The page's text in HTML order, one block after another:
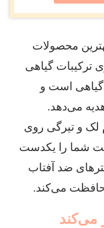
محصولات
ترکیبات گیاهی
است و
می‌دهد.
لک و تیرگی روی
شما را یکدست
ضد آفتاب
می‌کند.
می‌کند